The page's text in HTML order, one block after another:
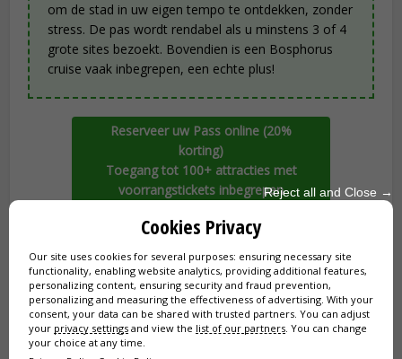
om de stad in uw eigen tempo te ontdekken, zonder
stress. De pas wordt rendabel als u minstens 3 of 4
grote sites bezoekt. Bovendien is een Bosphorus
cruise vaak inbegrepen, een echte plus!
Reserveer uw Pass online (20%
korting)
Toegang tot 100+ attracties met
voorrangstickets inbegrepen
🔍 Diensten en praktische tips
Kledingvoorschriften en gedragsregels
In tegenstelling tot moskeeën, is ergeen strikte
kledingcode
voor de Basilica Cisterne. De plaats is echter
Reject all and Close →
Cookies Privacy
Our site uses cookies for several purposes: ensuring necessary site
functionality, enabling website analytics, providing additional features,
personalizing content, ensuring security and fraud prevention,
personalizing and measuring the effectiveness of advertising. With your
consent, your data can be shared with trusted partners. You can adjust
your privacy settings and view the list of our partners. You can change
your choice at any time.